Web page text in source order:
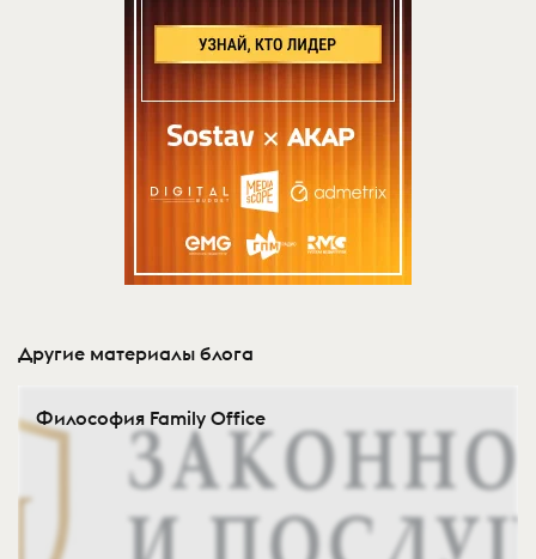
Другие материалы блога
Философия Family Office